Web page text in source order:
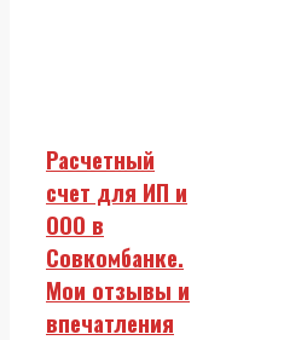
Расчетный
счет для ИП и
ООО в
Совкомбанке.
Мои отзывы и
впечатления